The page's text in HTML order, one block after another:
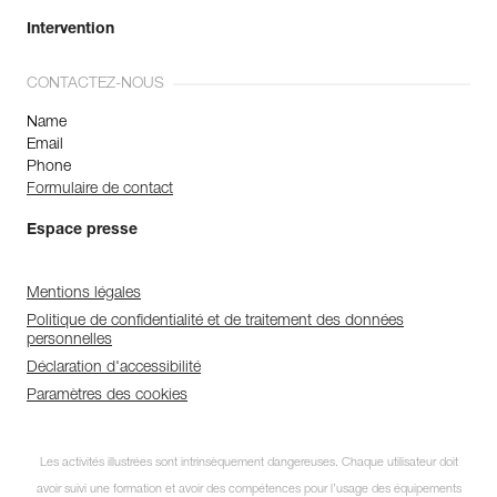
Intervention
CONTACTEZ-NOUS
Name
Email
Phone
Formulaire de contact
Espace presse
Mentions légales
Politique de confidentialité et de traitement des données
personnelles
Déclaration d'accessibilité
Paramètres des cookies
Les activités illustrées sont intrinsèquement dangereuses. Chaque utilisateur doit
avoir suivi une formation et avoir des compétences pour l’usage des équipements